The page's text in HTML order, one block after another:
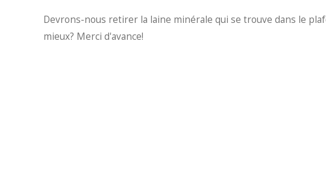
Devrons-nous retirer la laine minérale qui se trouve dans le
mieux? Merci d'avance!